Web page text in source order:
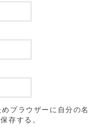
ブラウザーに自分の名
存する。